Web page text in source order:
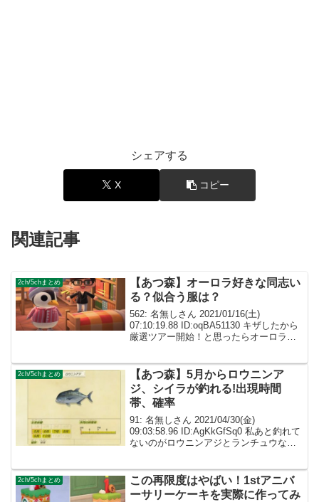
シェアする
X コピー
関連記事
2ch/5chまとめ
【あつ森】オーロラ好きな同志い
る？似合う服は？
562: 名無しさん 2021/01/16(土)
07:10:19.88 ID:oqBA51130 キザしたから
厳選ツアー開始！と思ったらオーロラち
リ・怖い・ハキ...
2ch/5chまとめ
【あつ森】5月からロウニンア
ジ、シイラが釣れる!出現時間
帯、確率
91: 名無しさん 2021/04/30(金)
09:03:58.96 ID:AgKkGfSq0 私あと釣れて
ないのがロウニンアジとランチュウなん
池がある地形ってそ...
2ch/5chまとめ
この再限度はやばい！1stアニバ
ーサリーケーキを実際に作ってみ